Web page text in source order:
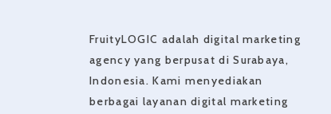
FruityLOGIC adalah digital marketing
agency yang berpusat di Surabaya,
Indonesia. Kami menyediakan
berbagai layanan digital marketing